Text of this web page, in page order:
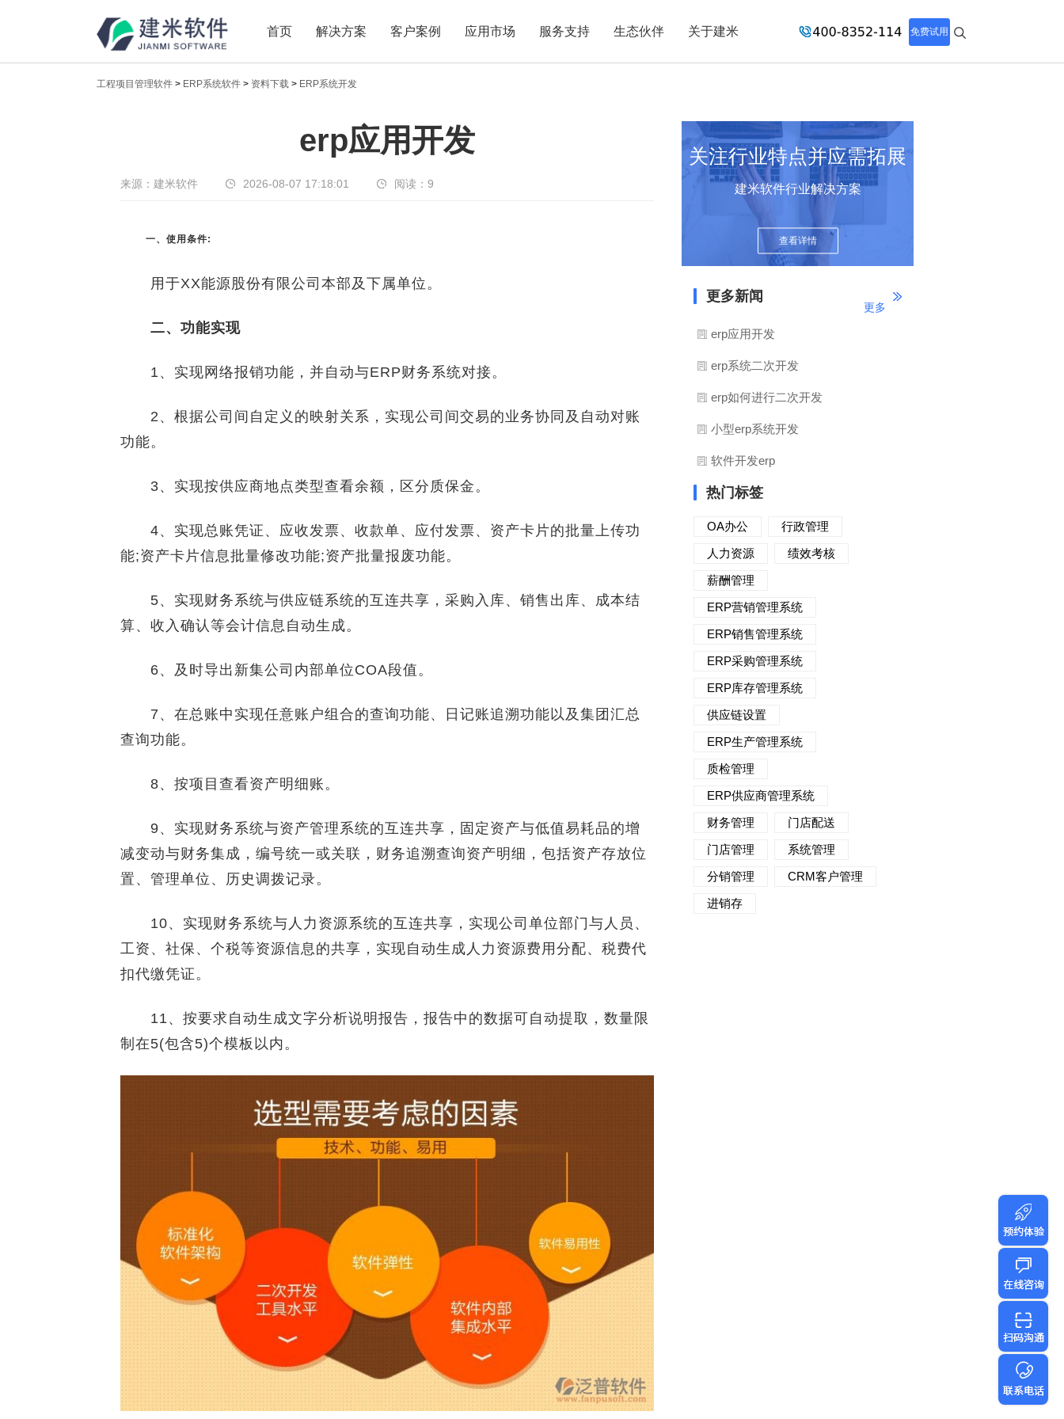
首页 解决方案 客户案例 应用市场 服务支持 生态伙伴 关于建米 免费试用
工程项目管理软件 > ERP系统软件 > 资料下载 > ERP系统开发
erp应用开发
来源：建米软件 2026-08-07 17:18:01 阅读： 9
一、使用条件:
用于XX能源股份有限公司本部及下属单位。
二、功能实现
1、实现网络报销功能，并自动与ERP财务系统对接。
2、根据公司间自定义的映射关系，实现公司间交易的业务协同及自动对账
功能。
3、实现按供应商地点类型查看余额，区分质保金。
4、实现总账凭证、应收发票、收款单、应付发票、资产卡片的批量上传功
能;资产卡片信息批量修改功能;资产批量报废功能。
5、实现财务系统与供应链系统的互连共享，采购入库、销售出库、成本结
算、收入确认等会计信息自动生成。
6、及时导出新集公司内部单位COA段值。
7、在总账中实现任意账户组合的查询功能、日记账追溯功能以及集团汇总
查询功能。
8、按项目查看资产明细账。
9、实现财务系统与资产管理系统的互连共享，固定资产与低值易耗品的增
减变动与财务集成，编号统一或关联，财务追溯查询资产明细，包括资产存放位
置、管理单位、历史调拨记录。
10、实现财务系统与人力资源系统的互连共享，实现公司单位部门与人员、
工资、社保、个税等资源信息的共享，实现自动生成人力资源费用分配、税费代
扣代缴凭证。
11、按要求自动生成文字分析说明报告，报告中的数据可自动提取，数量限
制在5(包含5)个模板以内。
关注行业特点并应需拓展
建米软件行业解决方案
查看详情
更多新闻
更多
erp应用开发
erp系统二次开发
erp如何进行二次开发
小型erp系统开发
软件开发erp
热门标签
OA办公
行政管理
人力资源
绩效考核
薪酬管理
ERP营销管理系统
ERP销售管理系统
ERP采购管理系统
ERP库存管理系统
供应链设置
ERP生产管理系统
质检管理
ERP供应商管理系统
财务管理
门店配送
门店管理
系统管理
分销管理
CRM客户管理
进销存